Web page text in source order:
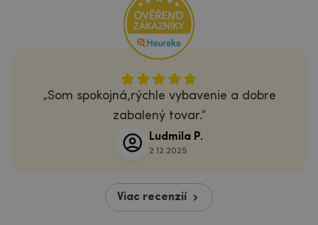
Som spokojná,rýchle vybavenie a dobre
zabalený tovar.
Ludmila P.
2.12.2025
Viac recenzií